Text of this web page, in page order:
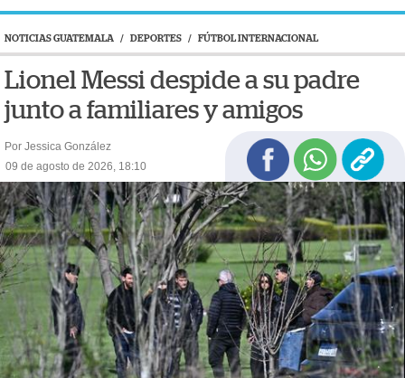
NOTICIAS GUATEMALA / DEPORTES / FÚTBOL INTERNACIONAL
Lionel Messi despide a su padre
junto a familiares y amigos
Por Jessica González
09 de agosto de 2026, 18:10